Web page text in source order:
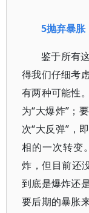
5抛弃暴胀
鉴于所有
得我们仔细考
有两种可能性
为“大爆炸”；
次“大反弹”，
相的一次转变
炸，但目前还
到底是爆炸还
要后期的暴胀